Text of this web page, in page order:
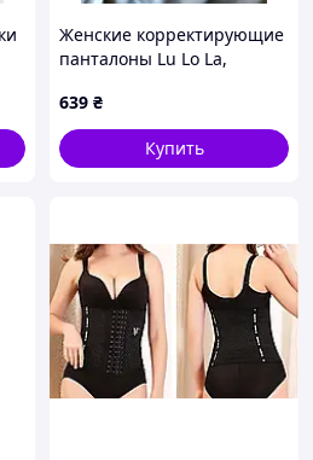
Женские корректирующие
панталоны Lu Lo La,
живота и бедер, батал,
бежевый
639 ₴
Купить